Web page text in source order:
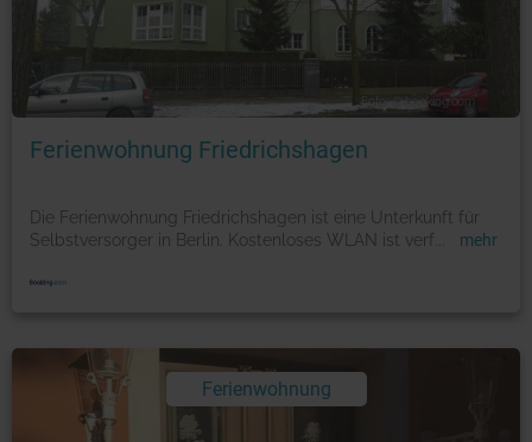
Foto: © booking.com
Ferienwohnung Friedrichshagen
Die Ferienwohnung Friedrichshagen ist eine Unterkunft für
Selbstversorger in Berlin. Kostenloses WLAN ist verf
mehr
Ferienwohnung